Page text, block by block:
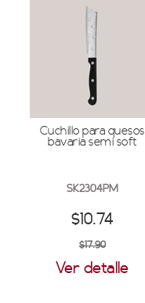
Cuchillo para quesos
bavaria semi soft
SK2304PM
$10.74
$17.90
Ver detalle